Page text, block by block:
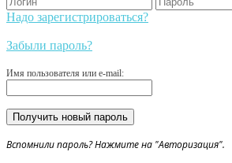
Надо зарегистрироваться?
Забыли пароль?
Имя пользователя или e-mail:
Вспомнили пароль? Нажмите на "Авторизация".